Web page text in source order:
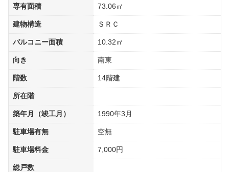
専有面積 73.06㎡
建物構造 ＳＲＣ
バルコニー面積 10.32㎡
向き 南東
階数 14階建
所在階
築年月（竣工月） 1990年3月
駐車場有無 空無
駐車場料金 7,000円
総戸数